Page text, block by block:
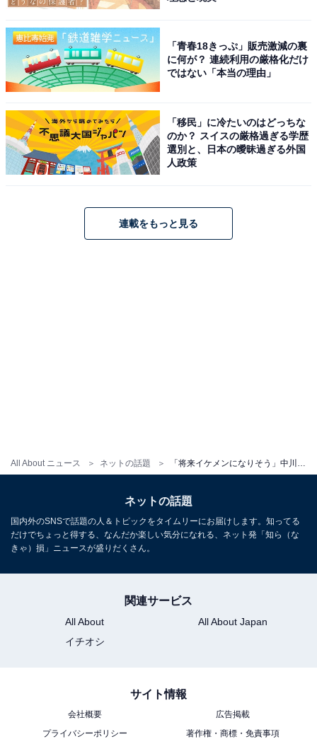
All About ニュース ネットの話題 「将来イケメンになりそう」中川翔子、『ドラクエ』の生みの親からプレゼントに感激！ 双子ショット公開
「青春18きっぷ」販売激減の裏
に何が？ 連続利用の厳格化だけ
ではない「本当の理由」
「移民」に冷たいのはどっちな
のか？ スイスの厳格過ぎる学歴
選別と、日本の曖昧過ぎる外国
人政策
連載をもっと見る
ネットの話題
国内外のSNSで話題の人＆トピックをタイムリーにお届けします。知ってる
だけでちょっと得する、なんだか楽しい気分になれる、ネット発「知ら（な
きゃ）損」ニュースが盛りだくさん。
関連サービス
All About
All About Japan
イチオシ
サイト情報
会社概要
広告掲載
プライバシーポリシー
著作権・商標・免責事項